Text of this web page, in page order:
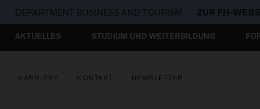
DEPARTMENT BUSINESS AND TOURISM ZUR FH-
AKTUELLES STUDIUM UND WEITERBILDUNG
KARRIERE KONTAKT NEWSLETTER